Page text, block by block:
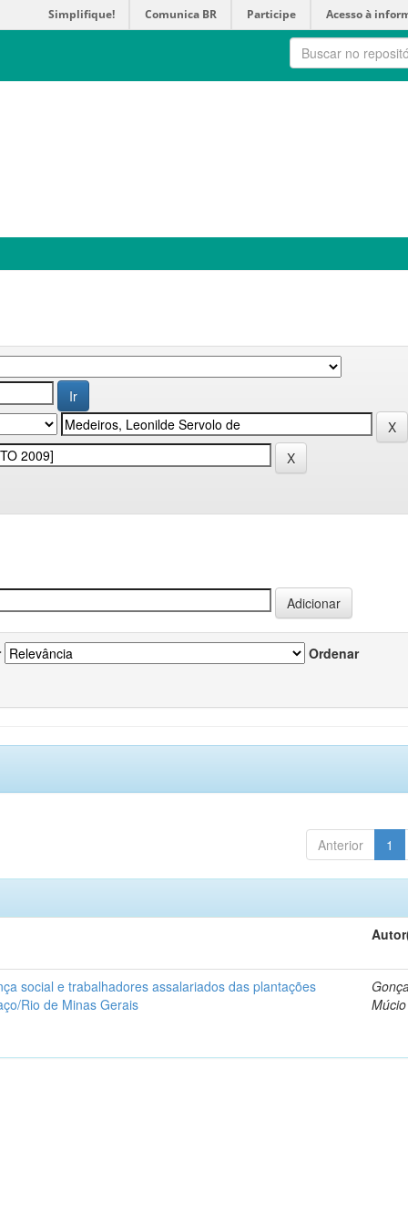
Simplifique! Comunica BR Participe Acesso à
Ordenar
Anterior 1
social e trabalhadores assalariados das plantações
Rio de Minas Gerais